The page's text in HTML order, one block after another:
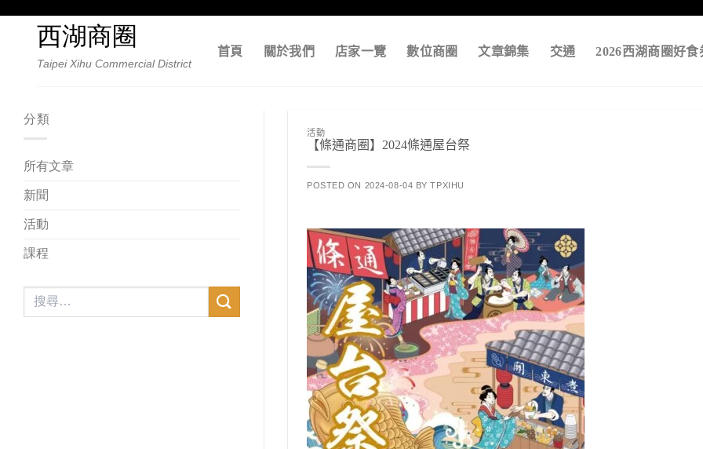
content西湖商圈
Taipei Xihu Commercial District
首頁 關於我們 店家一覽 數位商圈 文章錦集 交通 2026西湖商圈好食
分類
所有文章
新聞
活動
課程
活動
【條通商圈】2024條通屋台祭
POSTED ON 2024-08-04 BYTPXIHU